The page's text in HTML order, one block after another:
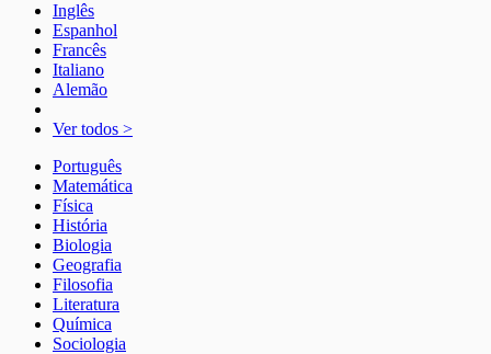
Inglês
Espanhol
Francês
Italiano
Alemão
Ver todos >
Português
Matemática
Física
História
Biologia
Geografia
Filosofia
Literatura
Química
Sociologia